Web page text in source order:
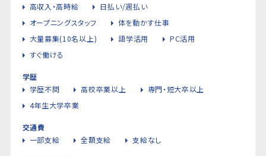
高収入・高時給
日払い/週払い
オープニングスタッフ
体を動かす仕事
大量募集(10名以上)
語学活用
PC活用
すぐ働ける
学歴
学歴不問
高校卒業以上
専門・短大卒以上
4年生大学卒業
交通費
一部支給
全額支給 支給なし